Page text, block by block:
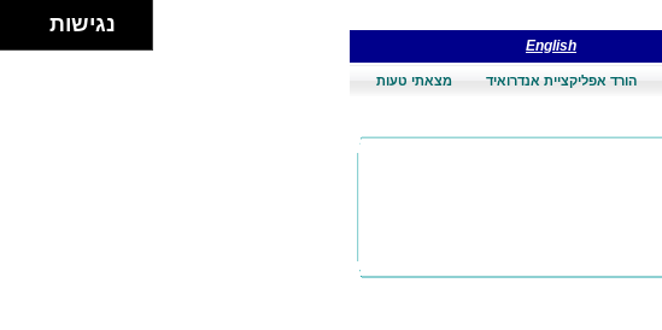
English
הורד אפליקציית אנדרואיד מצאתי טעות
נגישות